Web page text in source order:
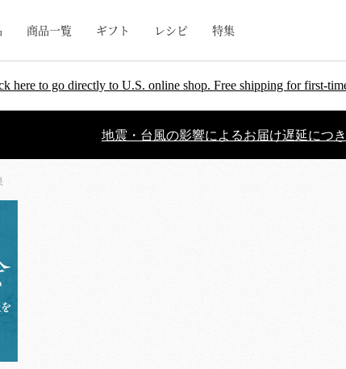
商品一覧 ギフト レシピ 特集
here to go directly to U.S. online shop. Free shipping for first-
地震・台風の影響によるお届け遅延につ